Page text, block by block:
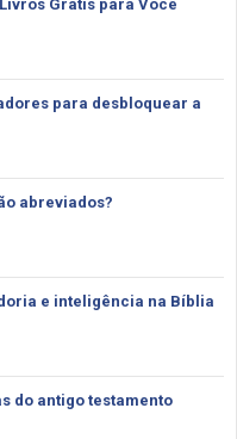
Grátis para Você
para desbloquear a
abreviados?
e inteligência na Bíblia
do antigo testamento